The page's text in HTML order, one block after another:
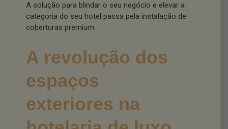
A solução para blindar o seu negócio e elevar a
categoria do seu hotel passa pela instalação de
coberturas premium.
A revolução dos
espaços
exteriores na